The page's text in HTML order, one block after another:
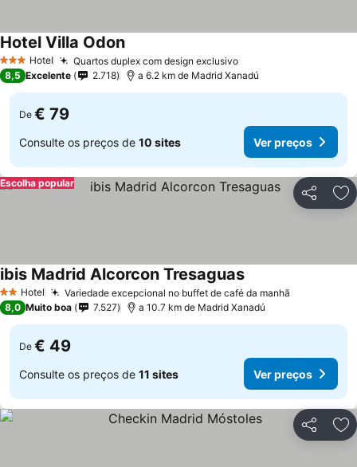
3 EstrelasHotel Quartos duplex com design exclusivo
Hotel Villa Odon
8,5 Excelente 2.718 a 6.2 km de Madrid Xanadú
De € 79
Consulte os preços de 10 sites Ver preços
Partilhar
Escolha popular
2 Estrelas
Hotel Variedade excepcional no buffet de café da manhã
ibis Madrid Alcorcon Tresaguas
8,0 Muito boa 7.527 a 10.7 km de Madrid Xanadú
De € 49
Consulte os preços de 11 sites Ver preços
Partilhar